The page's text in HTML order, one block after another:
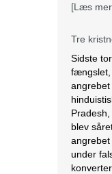
[Læs
Tre
Sidste
fængslet,
blev
under